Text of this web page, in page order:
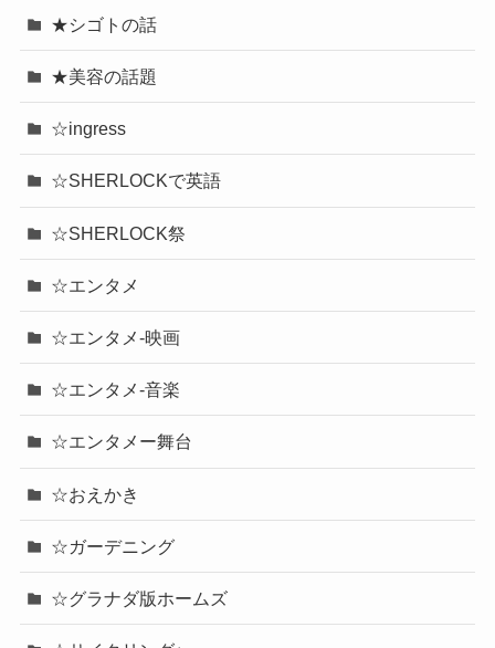
★シゴトの話
★美容の話題
☆ingress
☆SHERLOCKで英語
☆SHERLOCK祭
☆エンタメ
☆エンタメ-映画
☆エンタメ-音楽
☆エンタメー舞台
☆おえかき
☆ガーデニング
☆グラナダ版ホームズ